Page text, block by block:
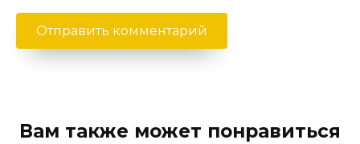
Вам также может понравиться